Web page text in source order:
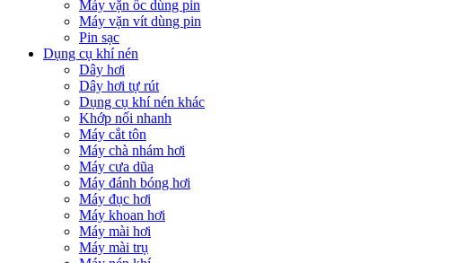
Máy vặn ốc dùng pin
Máy vặn vít dùng pin
Pin sạc
Dụng cụ khí nén
Dây hơi
Dây hơi tự rút
Dụng cụ khí nén khác
Khớp nối nhanh
Máy cắt tôn
Máy chà nhám hơi
Máy cưa dũa
Máy đánh bóng hơi
Máy đục hơi
Máy khoan hơi
Máy mài hơi
Máy mài trụ